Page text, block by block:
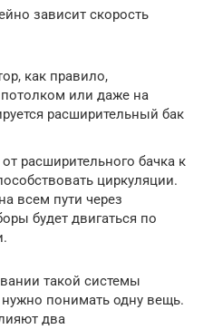
зависит скорость
как правило,
потолком или даже на
расширительный бак
расширительного бачка к
циркуляции.
всем пути через
будет двигаться по
такой системы
понимать одну вещь.
два